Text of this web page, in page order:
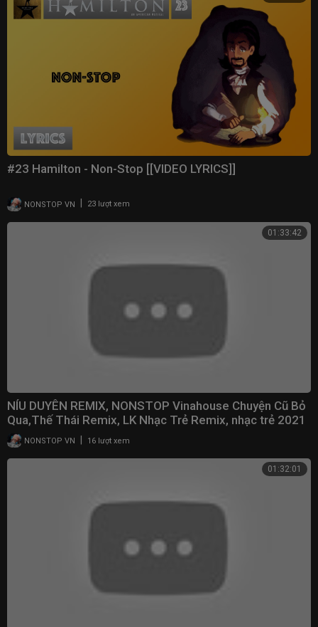
#23 Hamilton - Non-Stop [[VIDEO LYRICS]]
NONSTOP VN 23 lượt xem
01:33:42
NÍU DUYÊN REMIX, NONSTOP Vinahouse Chuyện Cũ Bỏ
Qua,Thế Thái Remix, LK Nhạc Trẻ Remix, nhạc trẻ 2021
NONSTOP VN 16 lượt xem
01:32:01